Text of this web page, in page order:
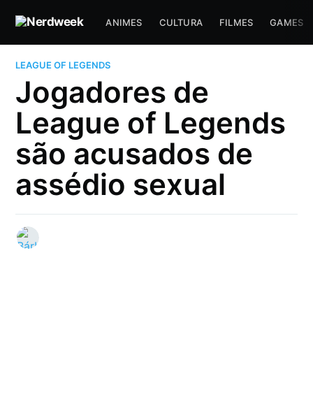
ANIMES CULTURA FILMES GAMES
LEAGUE OF LEGENDS
Jogadores de
League of Legends
são acusados de
assédio sexual